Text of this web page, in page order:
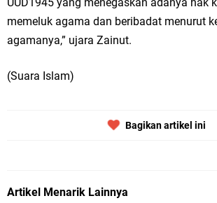
memeluk agama dan beribadat menurut
agamanya,” ujara Zainut.
(Suara Islam)
Bagikan artikel ini
Artikel Menarik Lainnya